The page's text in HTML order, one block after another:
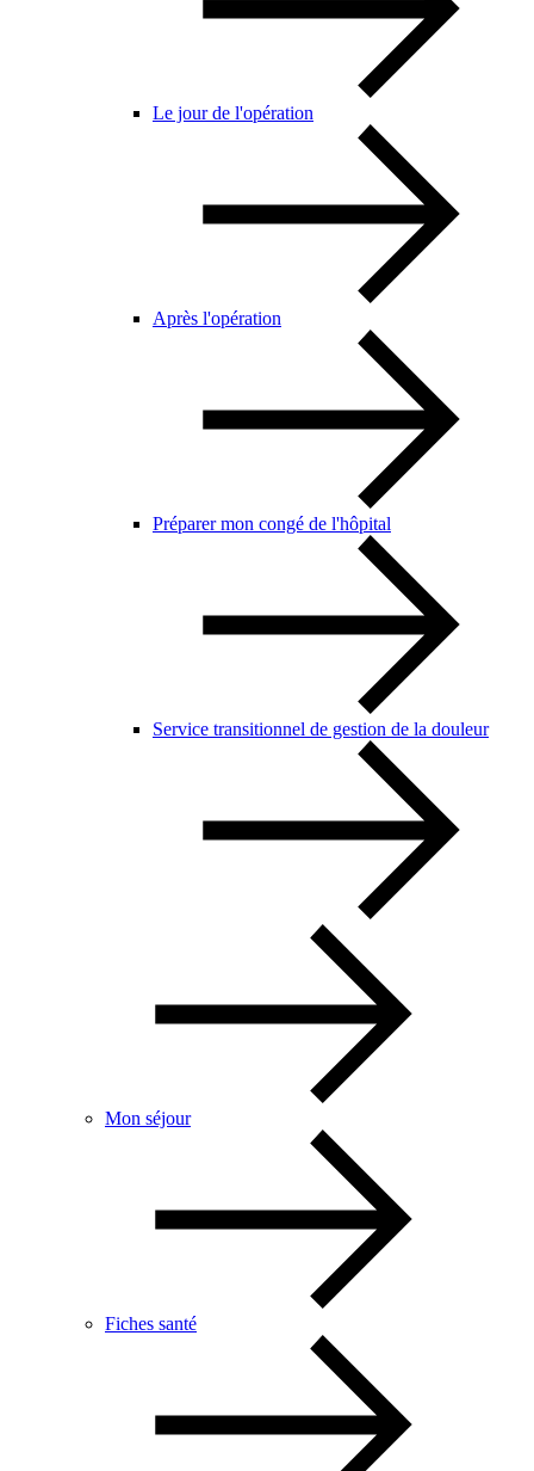
Le jour de l'opération
Après l'opération
Préparer mon congé de l'hôpital
Service transitionnel de gestion de la douleur
Mon séjour
Fiches santé